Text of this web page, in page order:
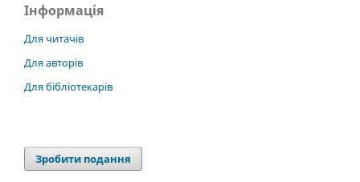
Інформація
Для читачів
Для авторів
Для бібліотекарів
Зробити подання